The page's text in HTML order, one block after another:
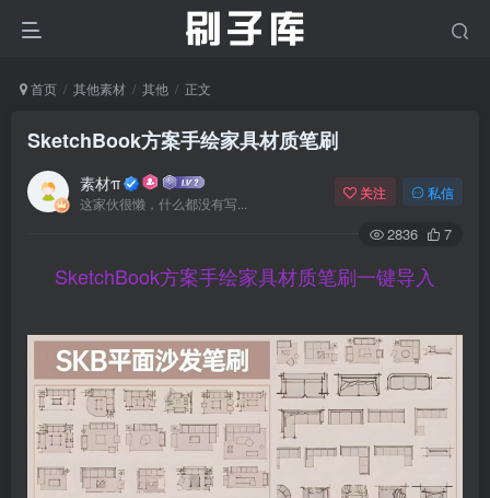
首页 其他素材 其他 正文
SketchBook方案手绘家具材质笔刷
素材π
这家伙很懒，什么都没有写...
关注 私信
2836 7
SketchBook方案手绘家具材质笔刷一键导入
登录
没有账号？立即注册
用户名/手机号/邮箱
登录密码